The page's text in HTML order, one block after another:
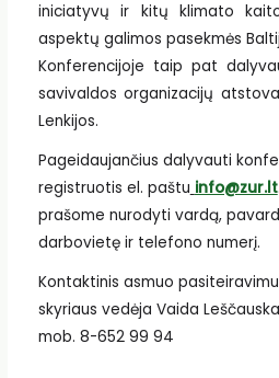
iniciatyvų ir kitų klimato
aspektų galimos pasekmės
Konferencijoje taip pat
savivaldos organizacijų
Lenkijos.
Pageidaujančius dalyvauti
registruotis el. paštu info@zur.lt
prašome nurodyti vardą,
darbovietę ir telefono numerį.
Kontaktinis asmuo
skyriaus vedėja Vaida
mob. 8-652 99 94